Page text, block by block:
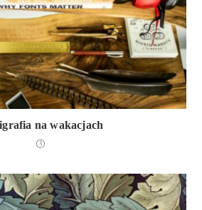
na wakacjach